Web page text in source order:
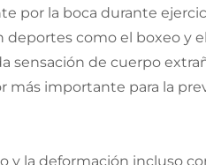
por la boca durante
como el boxeo y
sensación de cuerpo
importante para la
y la deformación incluso